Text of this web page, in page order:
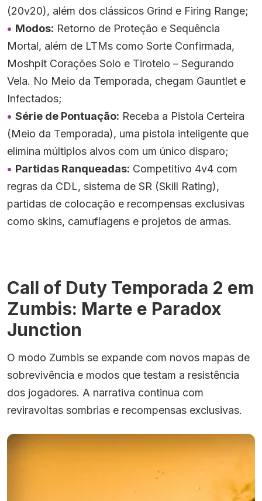
(20v20), além dos clássicos Grind e Firing Range;
Modos: Retorno de Proteção e Sequência
Mortal, além de LTMs como Sorte Confirmada,
Moshpit Corações Solo e Tiroteio – Segurando
Vela. No Meio da Temporada, chegam Gauntlet e
Infectados;
Série de Pontuação: Receba a Pistola Certeira
(Meio da Temporada), uma pistola inteligente que
elimina múltiplos alvos com um único disparo;
Partidas Ranqueadas: Competitivo 4v4 com
regras da CDL, sistema de SR (Skill Rating),
partidas de colocação e recompensas exclusivas
como skins, camuflagens e projetos de armas.
Call of Duty Temporada 2 em
Zumbis: Marte e Paradox
Junction
O modo Zumbis se expande com novos mapas de
sobrevivência e modos que testam a resistência
dos jogadores. A narrativa continua com
reviravoltas sombrias e recompensas exclusivas.